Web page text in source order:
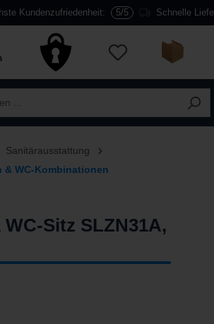
Schnelle
Kundenzufriedenheit: 5/5
Sanitärausstattung
& WC-Kombinationen
WC-Sitz SLZN31A,